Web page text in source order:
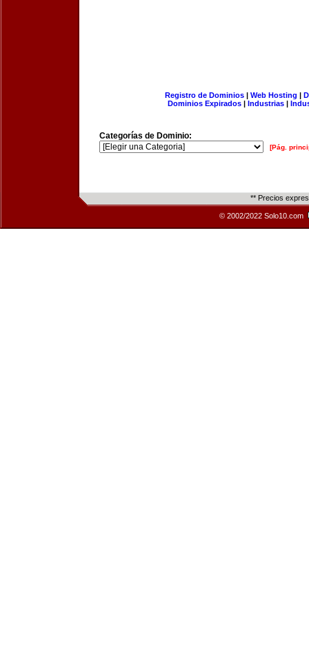
Registro de Dominios| Web Hosting |
Dominios Expirados | Industrias |
Categorías de Dominio:
[Pág.
** Precios
© 2002/2022 Solo10.com